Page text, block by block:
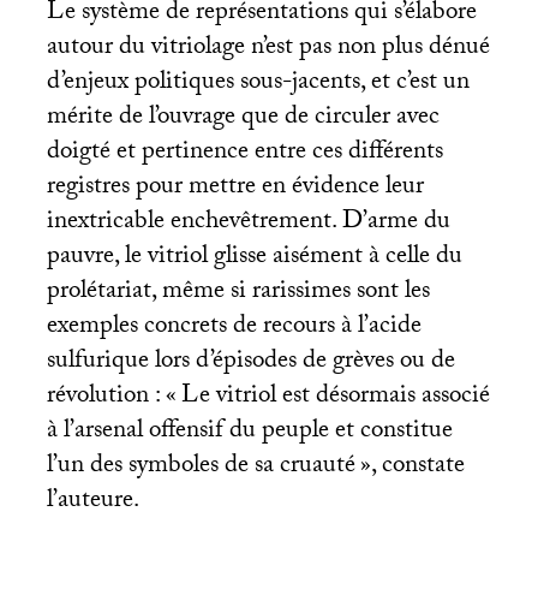
Le système de représentations qui s’élabore
autour du vitriolage n’est pas non plus dénué
d’enjeux politiques sous-jacents, et c’est un
mérite de l’ouvrage que de circuler avec
doigté et pertinence entre ces différents
registres pour mettre en évidence leur
inextricable enchevêtrement. D’arme du
pauvre, le vitriol glisse aisément à celle du
prolétariat, même si rarissimes sont les
exemples concrets de recours à l’acide
sulfurique lors d’épisodes de grèves ou de
révolution : «Le vitriol est désormais associé
à l’arsenal offensif du peuple et constitue
l’un des symboles de sa cruauté», constate
l’auteure.